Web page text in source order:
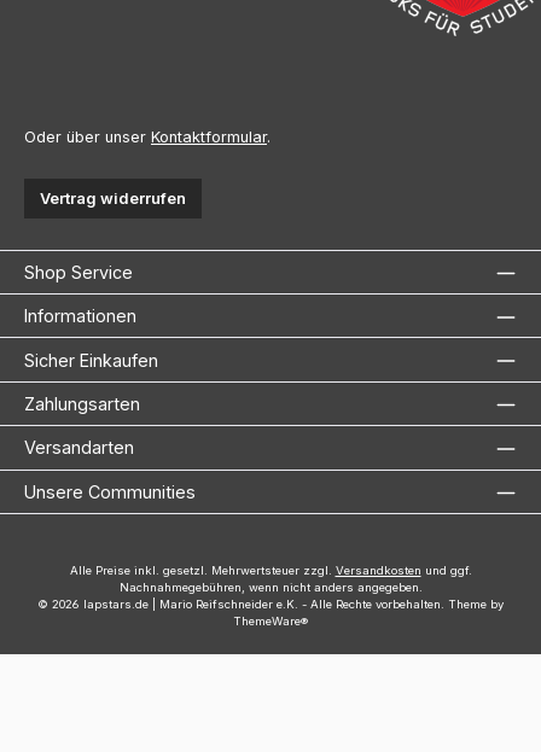
Oder über unser Kontaktformular.
Vertrag widerrufen
Shop Service
Informationen
Sicher Einkaufen
Zahlungsarten
Versandarten
Unsere Communities
Alle Preise inkl. gesetzl. Mehrwertsteuer zzgl. Versandkosten und ggf.
Nachnahmegebühren, wenn nicht anders angegeben.
© 2026 lapstars.de | Mario Reifschneider e.K. - Alle Rechte vorbehalten. Theme by
ThemeWare®